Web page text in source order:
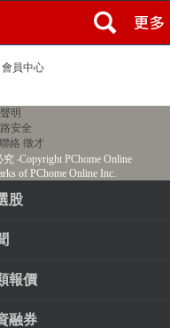
會員中心
明
安全
絡 徵才
究‧Copyright PChome Online
of PChome Online Inc.
股
報價
融券